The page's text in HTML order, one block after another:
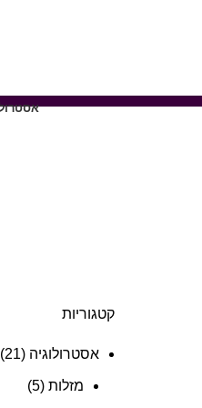
קטגוריות
אסטרולוגיה (21)
מזלות (5)